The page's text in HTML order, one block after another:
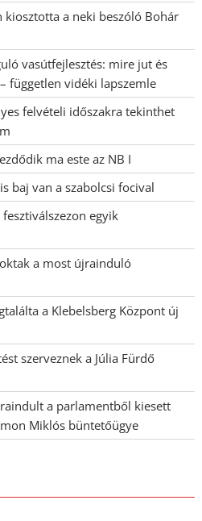
kiosztotta a neki beszóló Bohár
vasútfejlesztés: mire jut és
független vidéki lapszemle
felvételi időszakra tekinthet
ma este az NB I
baj van a szabolcsi focival
egyik
a most újrainduló
a Klebelsberg Központ új
szerveznek a Júlia Fürdő
a parlamentből kiesett
Miklós büntetőügye